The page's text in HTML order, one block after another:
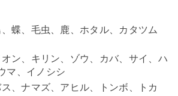
蝶、毛虫、鹿、ホタル、カタツム
ン、キリン、ゾウ、カバ、サイ、ハ
マ、イノシシ
、ナマズ、アヒル、トンボ、トカ